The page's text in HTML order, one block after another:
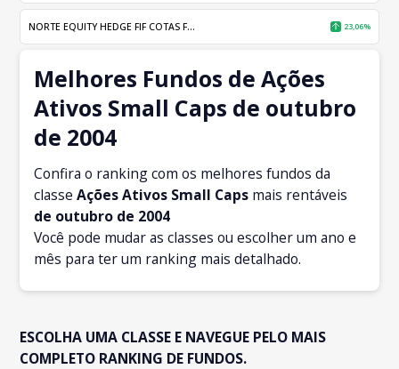
NORTE EQUITY HEDGE FIF COTAS F... 23,06%
Melhores Fundos de Ações
Ativos Small Caps de outubro
de 2004
Confira o ranking com os melhores fundos da
classeAções Ativos Small Caps mais rentáveis
de outubro de 2004
Você pode mudar as classes ou escolher um ano e
mês para ter um ranking mais detalhado.
ESCOLHA UMA CLASSE E NAVEGUE PELO MAIS
COMPLETO RANKING DE FUNDOS.